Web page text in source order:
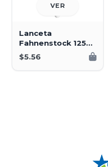
VER
Lanceta
Fahnenstock 125
mm
$5.56